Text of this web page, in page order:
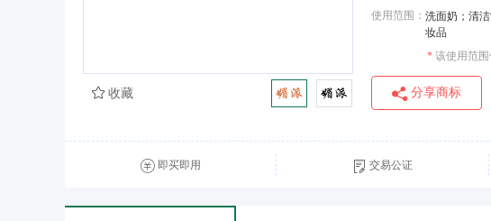
使用范围： 洗面奶；清
妆品
* 该使用范
分享商标
收藏
即买即用 交易公证